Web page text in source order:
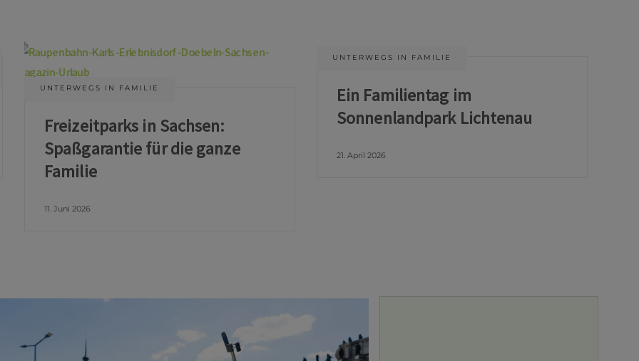
UNTERWEGS IN FAMILIE
Freizeitparks in Sachsen:
Spaßgarantie für die ganze
Familie
11. Juni 2026
UNTERWEGS IN FAMILIE
Ein Familientag im
Sonnenlandpark Lichtenau
21. April 2026